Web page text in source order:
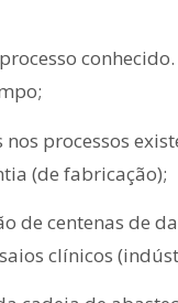
processos
(de fabricação);
de centenas de
clínicos